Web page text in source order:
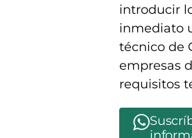
introducir
inmediato
técnico de
empresas
requisitos